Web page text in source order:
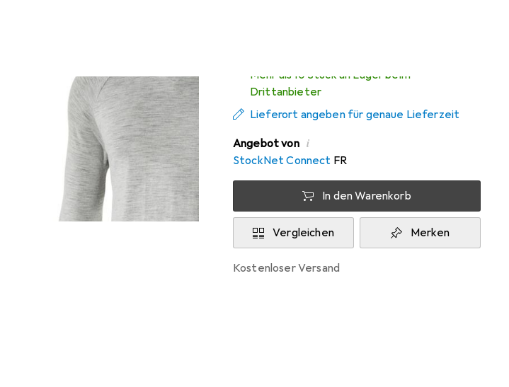
Mehr als 10 Stück an Lager beim
Drittanbieter
Lieferort angeben für genaue Lieferzeit
Angebot von i
StockNet Connect FR
In den Warenkorb
Vergleichen Merken
kostenloser Versand